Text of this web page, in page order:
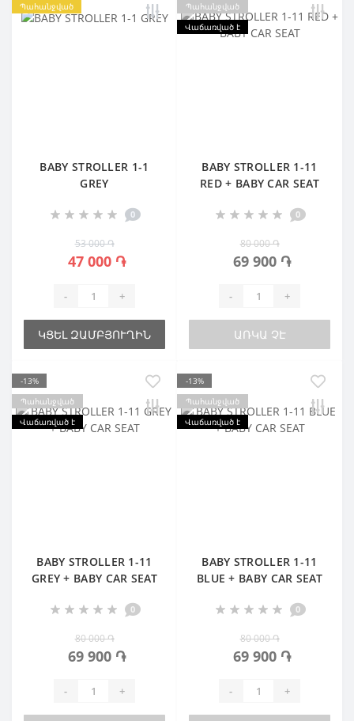
Պահանջված
BABY STROLLER 1-1
GREY
0
53 000 ֏
47 000 ֏
- +
ԿՑԵԼ ԶԱՄԲՅՈՒՂԻՆ
Պահանջված
Վաճառված է
BABY STROLLER 1-11
RED + BABY CAR SEAT
0
80 000 ֏
69 900 ֏
- +
ԱՌԿԱ ՉԷ
-13%
Պահանջված
Վաճառված է
BABY STROLLER 1-11
GREY + BABY CAR SEAT
0
80 000 ֏
69 900 ֏
- +
-13%
Պահանջված
Վաճառված է
BABY STROLLER 1-11
BLUE + BABY CAR SEAT
0
80 000 ֏
69 900 ֏
- +